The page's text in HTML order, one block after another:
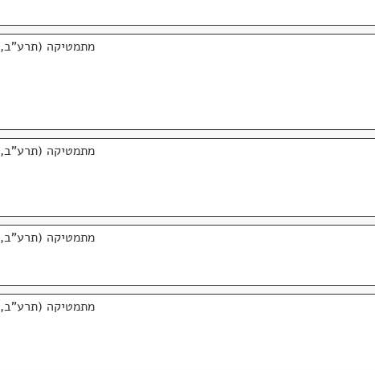
מתמטיקה (תרע"ב, 1912)
מתמטיקה (תרע"ב, 1912)
מתמטיקה (תרע"ב, 1912)
מתמטיקה (תרע"ב, 1912)